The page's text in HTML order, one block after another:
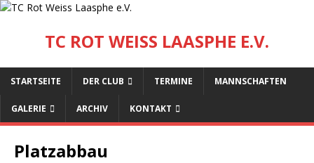
TC ROT WEISS LAASPHE E.V.
STARTSEITE DER CLUB TERMINE MANNSCHAFTEN
GALERIE ARCHIV KONTAKT
Platzabbau